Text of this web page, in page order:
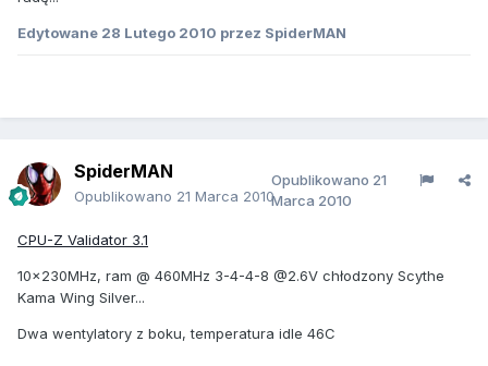
Edytowane 28 Lutego 2010 przez SpiderMAN
SpiderMAN
Opublikowano 21 Marca 2010
Opublikowano 21
Marca 2010
CPU-Z Validator 3.1
10x230MHz, ram @ 460MHz 3-4-4-8 @2.6V chłodzony Scythe
Kama Wing Silver...
Dwa wentylatory z boku, temperatura idle 46C